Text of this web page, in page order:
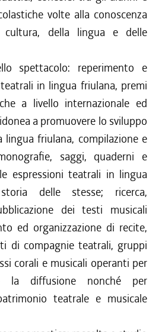
volte alla conoscenza
cultura, della lingua e delle
spettacolo: reperimento e
in lingua friulana, premi
a livello internazionale ed
a promuovere lo sviluppo
lingua friulana, compilazione e
saggi, quaderni e
espressioni teatrali in lingua
delle stesse; ricerca,
dei testi musicali
ed organizzazione di recite,
di compagnie teatrali, gruppi
corali e musicali operanti per
la diffusione nonché per
teatrale e musicale